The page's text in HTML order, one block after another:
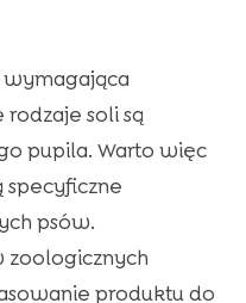
wymagająca
soli są
pupila. Warto więc
specyficzne
psów.
zoologicznych
produktu do